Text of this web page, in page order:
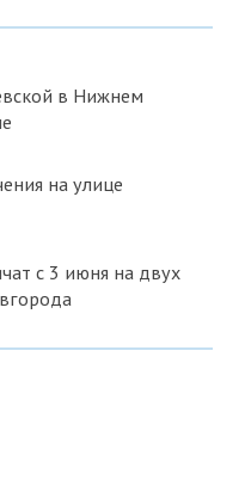
в Нижнем
на улице
с 3 июня на двух